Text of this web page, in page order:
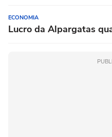
ECONOMIA
Lucro da Alpargatas